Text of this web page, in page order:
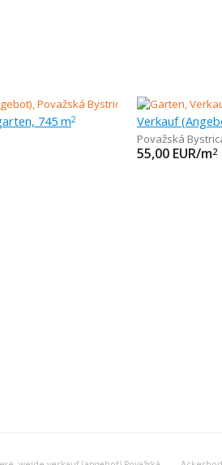
745 m2 Verkauf
Považská
55,00 EUR/m2